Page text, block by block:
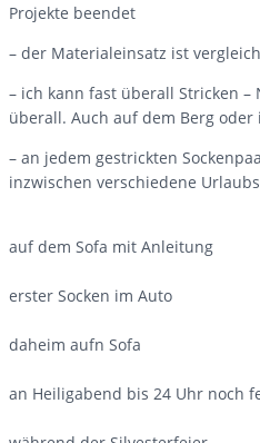
Projekte beendet
– der Materialeinsatz ist
– ich kann fast überall Stricken
überall. Auch auf dem Berg
– an jedem gestrickten
inzwischen verschiedene
auf dem Sofa mit Anleitung
erster Socken im Auto
daheim aufn Sofa
an Heiligabend bis 24 Uhr noch